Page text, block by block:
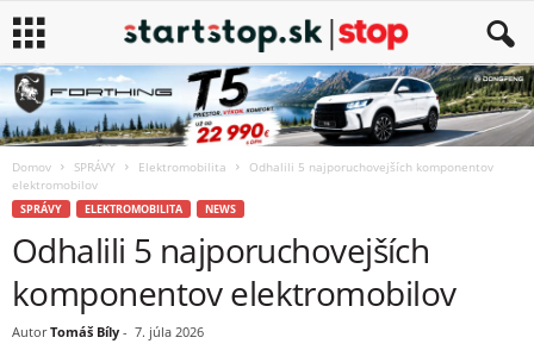
Domov SPRÁVY Elektromobilita
Odhalili 5 najporuchovejších komponentov
elektromobilov
SPRÁVY ELEKTROMOBILITA NEWS
Odhalili 5 najporuchovejších
komponentov elektromobilov
Autor Tomáš Bíly - 7. júla 2026